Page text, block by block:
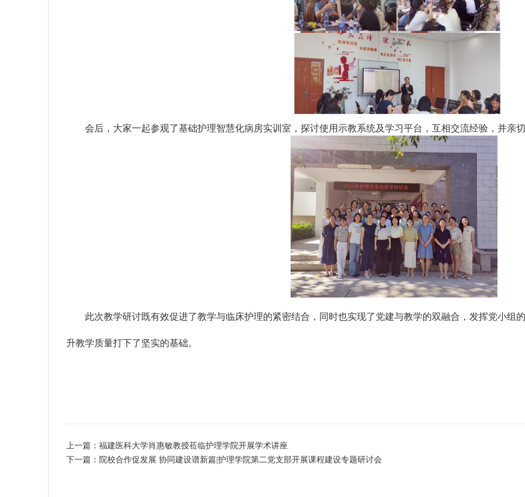
会后，大家一起参观了基础护理智慧化病房实训室，探讨使用示教系统及学习平台，互相交流经验，并亲
此次教学研讨既有效促进了教学与临床护理的紧密结合，同时也实现了党建与教学的双融合，发挥党小组
升教学质量打下了坚实的基础。
上一篇：福建医科大学肖惠敏教授莅临护理学院开展学术讲座
下一篇：院校合作促发展 协同建设谱新篇|护理学院第二党支部开展课程建设专题研讨会